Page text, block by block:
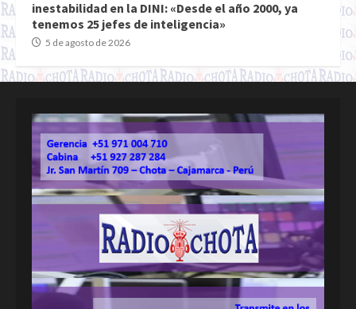
inestabilidad en la DINI: «Desde el año 2000, ya
tenemos 25 jefes de inteligencia»
5 de agosto de 2026